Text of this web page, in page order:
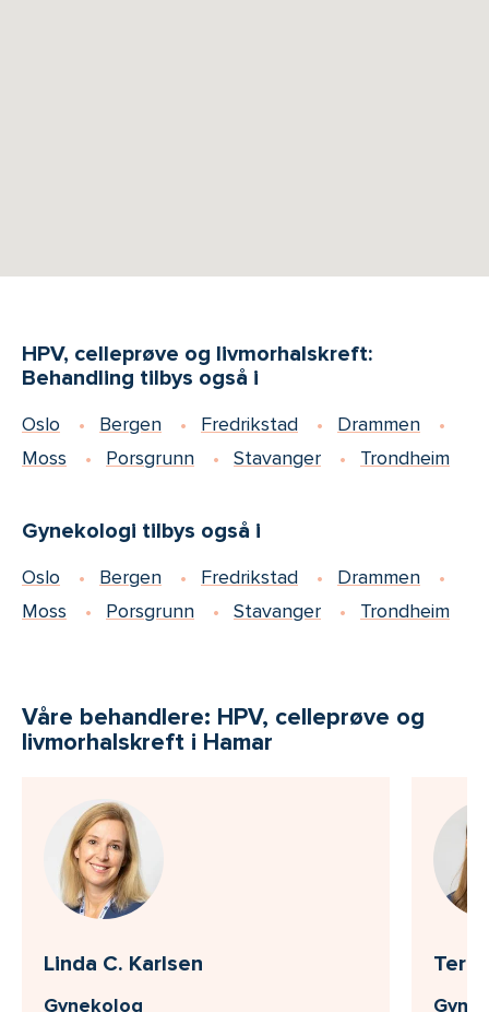
HPV, celleprøve og livmorhalskreft:
Behandling tilbys også i
Oslo Bergen Fredrikstad
Drammen
Moss
Porsgrunn Stavanger Trondheim
Gynekologi tilbys også i
Oslo Bergen Fredrikstad
Drammen
Moss
Porsgrunn Stavanger Trondheim
Våre behandlere: HPV, celleprøve og
livmorhalskreft i Hamar
Linda C. Karlsen
Gynekolog